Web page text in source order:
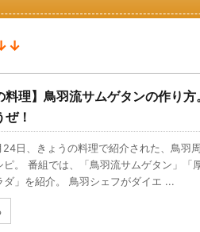
料理】鳥羽流サムゲタンの作り
！
日、きょうの料理で紹介された、鳥羽
ピ。 番組では、「鳥羽流サムゲタン」「
ダ」を紹介。 鳥羽シェフがダイエ ...